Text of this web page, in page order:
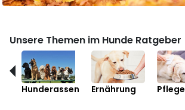
Unsere Themen im Hunde Ratgeber
Hunderassen Ernährung Pflege